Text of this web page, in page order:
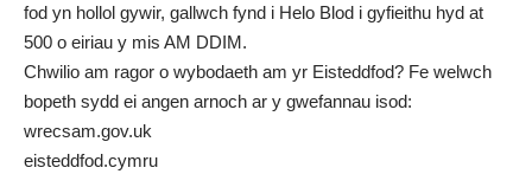
fod yn hollol gywir, gallwch fynd i Helo Blod i gyfieithu hyd at
500 o eiriau y mis AM DDIM.
Chwilio am ragor o wybodaeth am yr Eisteddfod? Fe welwch
bopeth sydd ei angen arnoch ar y gwefannau isod:
wrecsam.gov.uk
eisteddfod.cymru